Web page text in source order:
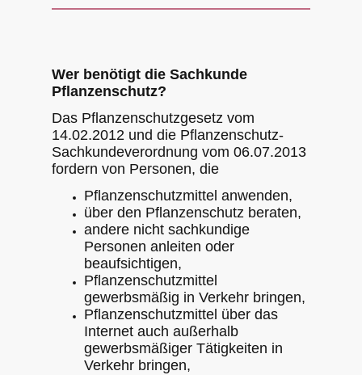
Wer benötigt die Sachkunde
Pflanzenschutz?
Das Pflanzenschutzgesetz vom
14.02.2012 und die Pflanzenschutz-
Sachkundeverordnung vom 06.07.2013
fordern von Personen, die
Pflanzenschutzmittel anwenden,
über den Pflanzenschutz beraten,
andere nicht sachkundige
Personen anleiten oder
beaufsichtigen,
Pflanzenschutzmittel
gewerbsmäßig in Verkehr bringen,
Pflanzenschutzmittel über das
Internet auch außerhalb
gewerbsmäßiger Tätigkeiten in
Verkehr bringen,